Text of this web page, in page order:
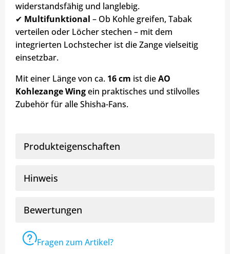
widerstandsfähig und langlebig.
✔ Multifunktional – Ob Kohle greifen, Tabak
verteilen oder Löcher stechen – mit dem
integrierten Lochstecher ist die Zange vielseitig
einsetzbar.
Mit einer Länge von ca. 16 cm ist dieAO
Kohlezange Wingein praktisches und stilvolles
Zubehör für alle Shisha-Fans.
Produkteigenschaften
Hinweis
Bewertungen
Fragen zum Artikel?